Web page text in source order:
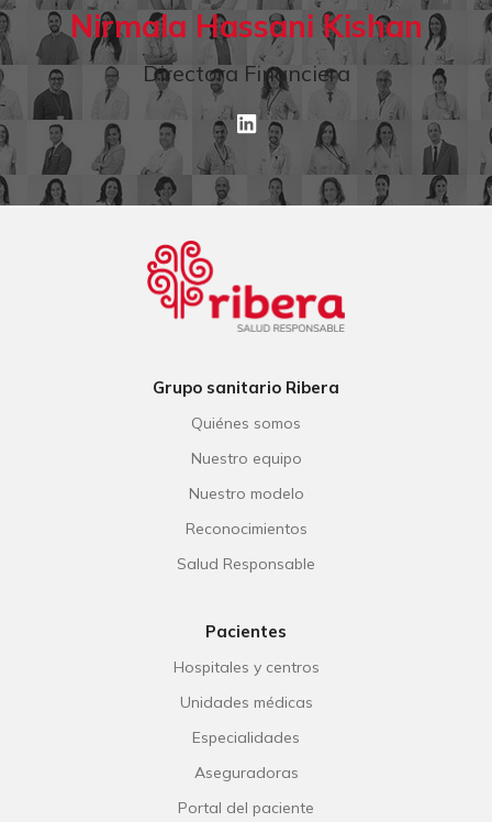
Nirmala Hassani Kishan
Directora Financiera
LinkedIn
Grupo sanitario Ribera
Quiénes somos
Nuestro equipo
Nuestro modelo
Reconocimientos
Salud Responsable
Pacientes
Hospitales y centros
Unidades médicas
Especialidades
Aseguradoras
Portal del paciente